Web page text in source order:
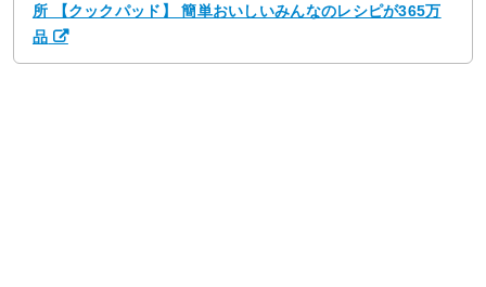
所 【クックパッド】 簡単おいしいみんなのレシピが365万
品